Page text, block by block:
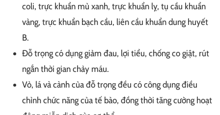
coli, trực khuẩn mủ xanh, trực khuẩn lỵ, tụ cầu khuẩn
vàng, trực khuẩn bạch cầu, liên cầu khuẩn dung huyết
B.
Đỗ trọng có dụng giảm đau, lợi tiểu, chống co giật, rút
ngắn thời gian chảy máu.
Vỏ, lá và cành của đỗ trọng đều có công dụng điều
chỉnh chức năng của tế bào, đồng thời tăng cường hoạt